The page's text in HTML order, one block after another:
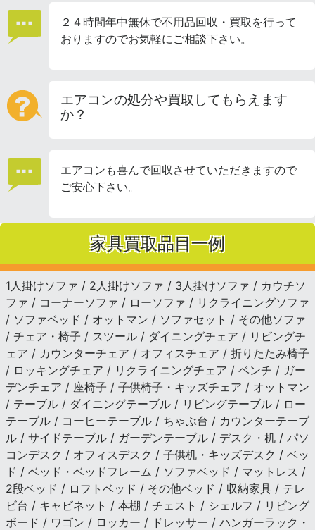
２４時間年中無休で不用品回収・買取を行って
おりますのでお気軽にご相談下さい。
エアコンの処分や買取してもらえます
か？
エアコンも喜んで回収させていただきますので
ご安心下さい。
家具買取品目一例
1人掛けソファ / 2人掛けソファ / 3人掛けソファ / カウチソ
ファ / コーナーソファ / ローソファ / リクライニングソファ
/ ソファベッド / オットマン / ソファセット / その他ソファ
/ チェア・椅子 / スツール / ダイニングチェア / リビングチ
ェア / カウンターチェア / オフィスチェア / 折りたたみ椅子
/ ロッキングチェア / リクライニングチェア / ベンチ / ガー
デンチェア / 座椅子 / 子供椅子・キッズチェア / オットマン
/ テーブル / ダイニングテーブル / リビングテーブル / ロー
テーブル / コーヒーテーブル / ちゃぶ台 / カウンターテーブ
ル / サイドテーブル / ガーデンテーブル / デスク・机 / パソ
コンデスク / オフィスデスク / 子供机・キッズデスク / ベッ
ド / ベッド・ベッドフレーム / ソファベッド / マットレス /
2段ベッド / ロフトベッド / その他ベッド / 収納家具 / テレ
ビ台 / キャビネット / 本棚 / チェスト / シェルフ / リビング
ボード / ワゴン / ロッカー / ドレッサー / ハンガーラック・